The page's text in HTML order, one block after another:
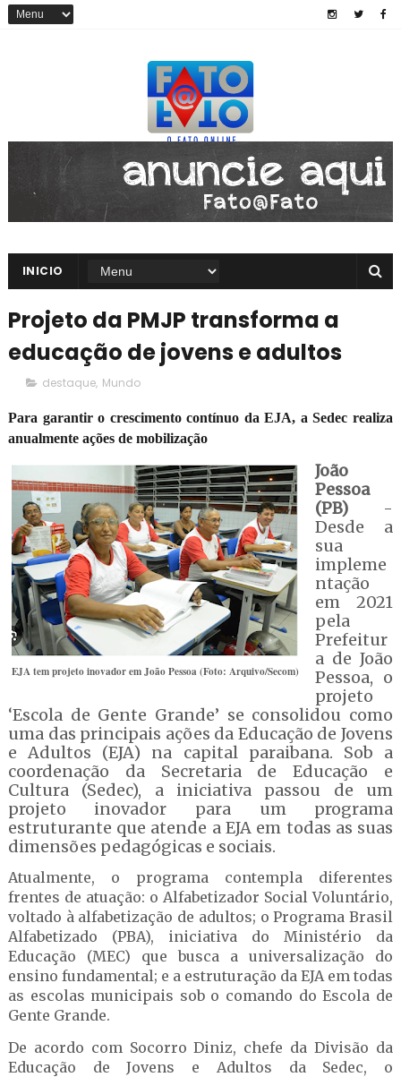
INICIO
Projeto da PMJP transforma a
educação de jovens e adultos
destaque, Mundo
Para garantir o crescimento contínuo da EJA, a Sedec realiza
anualmente ações de mobilização
EJA tem projeto inovador em João Pessoa (Foto: Arquivo/Secom)
João
Pessoa
(PB)-
Desde a
sua
impleme
ntação
em 2021
pela
Prefeitur
a de João
Pessoa, o
projeto
‘Escola de Gente Grande’ se consolidou como
uma das principais ações da Educação de Jovens
e Adultos (EJA) na capital paraibana. Sob a
coordenação da Secretaria de Educação e
Cultura (Sedec), a iniciativa passou de um
projeto inovador para um programa
estruturante que atende a EJA em todas as suas
dimensões pedagógicas e sociais.
Atualmente, o programa contempla diferentes
frentes de atuação: o Alfabetizador Social Voluntário,
voltado à alfabetização de adultos; o Programa Brasil
Alfabetizado (PBA), iniciativa do Ministério da
Educação (MEC) que busca a universalização do
ensino fundamental; e a estruturação da EJA em todas
as escolas municipais sob o comando do Escola de
Gente Grande.
De acordo com Socorro Diniz, chefe da Divisão da
Educação de Jovens e Adultos da Sedec, o